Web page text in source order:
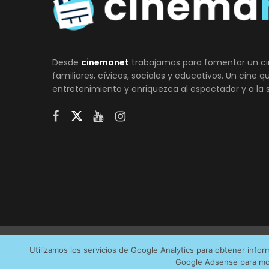
Desde cinemanet trabajamos para fomentar un
familiares, cívicos, sociales y educativos. Un cine
entretenimiento y enriquezca al espectador y a la
Utilizamos los servicios de Google Analytics para obtener
Google Adsense para
Utilizamos cookies anónimas de terceros para
servicios que más os interesan. Puede cambiar las